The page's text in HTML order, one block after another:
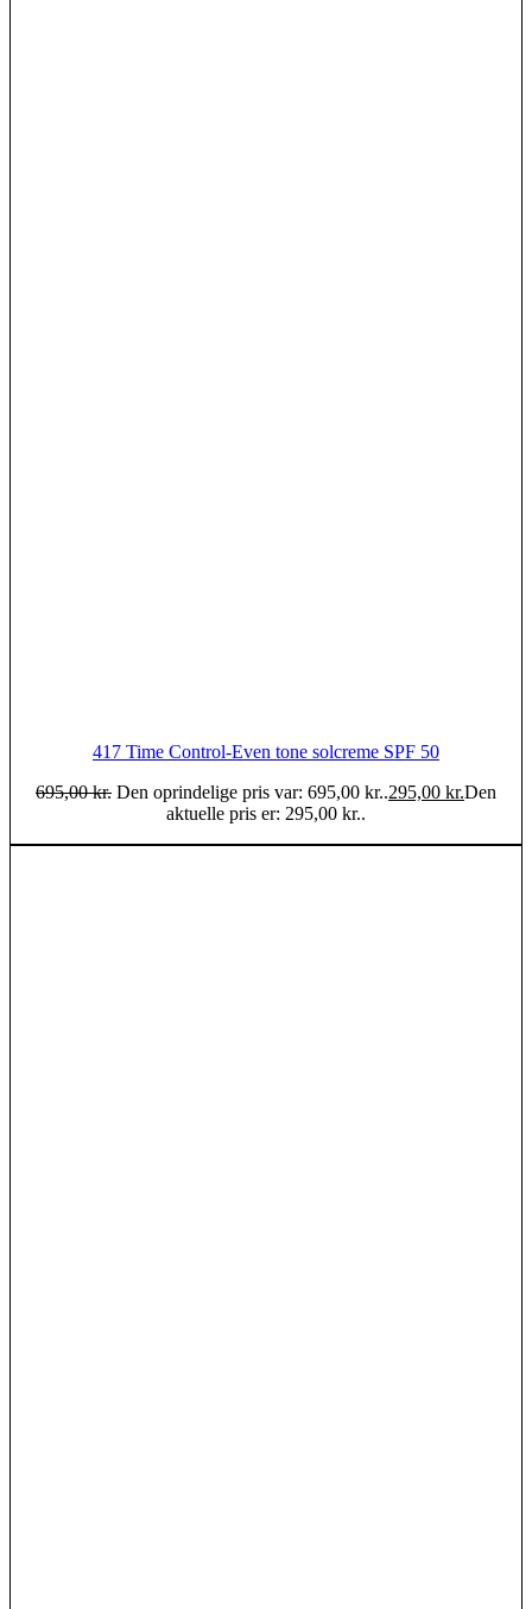
417 Time Control-Even tone solcreme SPF 50
695,00kr. Den oprindelige pris var: 695,00 kr..295,00 kr.Den
aktuelle pris er: 295,00 kr..